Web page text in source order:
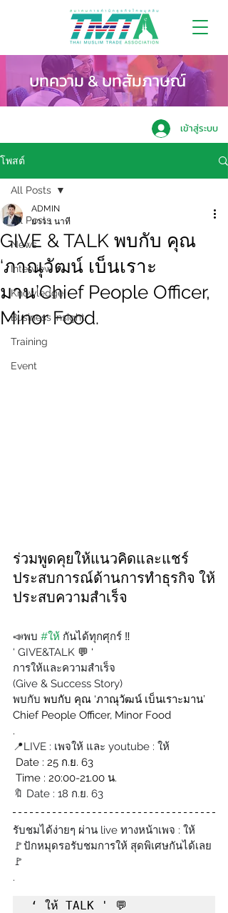
บทความ & บทสัมภาษณ์
เข้าสู่ระบบ
โพสต์
All Posts
News
Interview
Knowledge
Business Insight
Training
Event
All Posts
GIVE & TALK พบกับ คุณ
‘ภาณุวัฒน์ เบ็นเราะ
มาน’Chief People Officer,
Minor Food.
ADMIN
ยาว 1 นาที
ร่วมพูดคุยให้แนวคิดและแชร์
ประสบการณ์ด้านการทำธุรกิจ ให้
ประสบความสำเร็จ
📣พบ #ให้ กันได้ทุกศุกร์ ‼️
‘ GIVE&TALK 💬 ‘
การให้และความสำเร็จ
(Give & Success Story)
พบกับ พบกับ คุณ ‘ภาณุวัฒน์ เบ็นเราะมาน’
Chief People Officer, Minor Food
.
📍LIVE : เพจให้ และ youtube : ให้
Date : 25 ก.ย. 63
Time : 20:00-21.00 น.
🔖 Date : 18 ก.ย. 63
รับชมได้ง่ายๆ ผ่าน live ทางหน้าเพจ : ให้
🚩ปักหมุดรอรับชมการให้ สุดพิเศษกันได้เลย
🚩
.
‘ ให้ TALK ' 💬